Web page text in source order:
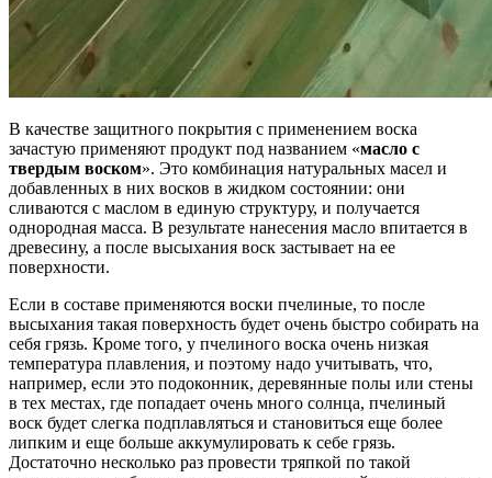
В качестве защитного покрытия с применением воска
зачастую применяют продукт под названием «масло с
твердым воском». Это комбинация натуральных масел и
добавленных в них восков в жидком состоянии: они
сливаются с маслом в единую структуру, и получается
однородная масса. В результате нанесения масло впитается в
древесину, а после высыхания воск застывает на ее
поверхности.
Если в составе применяются воски пчелиные, то после
высыхания такая поверхность будет очень быстро собирать на
себя грязь. Кроме того, у пчелиного воска очень низкая
температура плавления, и поэтому надо учитывать, что,
например, если это подоконник, деревянные полы или стены
в тех местах, где попадает очень много солнца, пчелиный
воск будет слегка подплавляться и становиться еще более
липким и еще больше аккумулировать к себе грязь.
Достаточно несколько раз провести тряпкой по такой